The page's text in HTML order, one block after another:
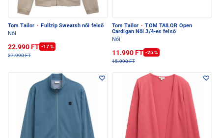
Tom Tailor · Fullzip Sweatsh női felső
Női
22.990 FT -17 %
27.990 FT
Tom Tailor · TOM TAILOR Open
Cardigan Női 3/4-es felső
Női
11.990 FT -25 %
15.990 FT